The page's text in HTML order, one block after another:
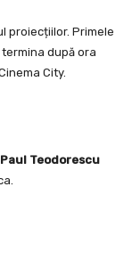
proiecțiilor. Primele
după ora
City.
Teodorescu